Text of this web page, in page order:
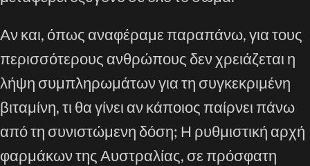
Aν και, όπως αναφέραμε παραπάνω, για τους
περισσότερους ανθρώπους δεν χρειάζεται η
λήψη συμπληρωμάτων για τη συγκεκριμένη
βιταμίνη, τι θα γίνει αν κάποιος παίρνει πάνω
από τη συνιστώμενη δόση; Η ρυθμιστική αρχή
φαρμάκων της Αυστραλίας, σε πρόσφατη